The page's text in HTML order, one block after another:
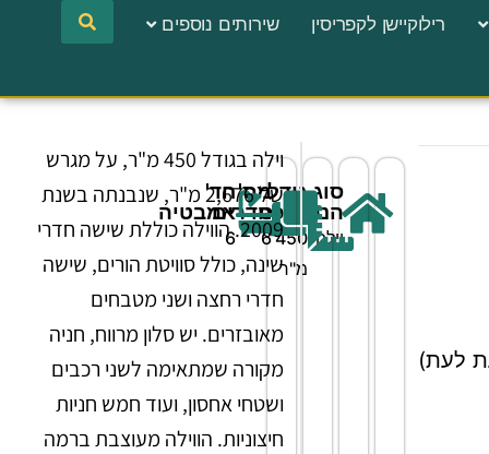
רילוקיישן לקפריסין שירותים נוספים
לעת)
סוג
הנכס
וילה
גודל
הנכס
450
מ"ר
מס'
חדרים
6
חד'
אמבטיה
6
וילה בגודל 450 מ"ר, על מגרש
של 2,676 מ"ר, שנבנתה בשנת
2009. הווילה כוללת שישה חדרי
שינה, כולל סוויטת הורים, שישה
חדרי רחצה ושני מטבחים
מאובזרים. יש סלון מרווח, חניה
מקורה שמתאימה לשני רכבים
ושטחי אחסון, ועוד חמש חניות
חיצוניות. הווילה מעוצבת ברמה